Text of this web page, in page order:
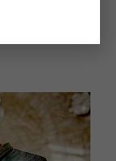
principales